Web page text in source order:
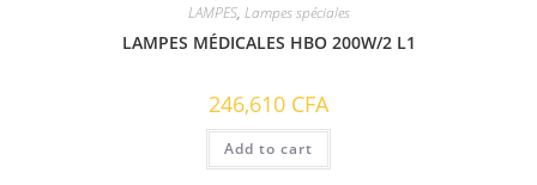
LAMPES, Lampes spéciales
LAMPES MÉDICALES HBO 200W/2 L1
246,610 CFA
Add to cart